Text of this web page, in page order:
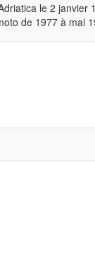
le 2
de 1977 à mai